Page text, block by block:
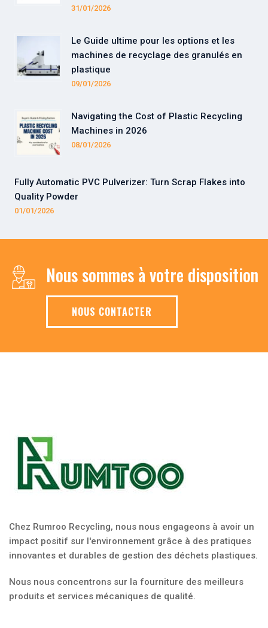
31/01/2026
Le Guide ultime pour les options et les
machines de recyclage des granulés en
plastique
09/01/2026
Navigating the Cost of Plastic Recycling
Machines in 2026
08/01/2026
Fully Automatic PVC Pulverizer: Turn Scrap Flakes into
Quality Powder
01/01/2026
Nous sommes à votre disposition
NOUS CONTACTER
Chez Rumroo Recycling, nous nous engageons à avoir un
impact positif sur l'environnement grâce à des pratiques
innovantes et durables de gestion des déchets plastiques.
Nous nous concentrons sur la fourniture des meilleurs
produits et services mécaniques de qualité.